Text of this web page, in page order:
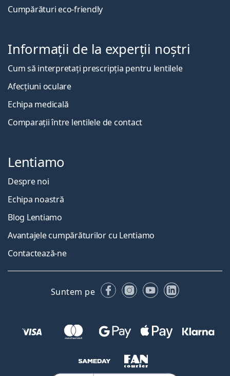
Cumpărături eco-friendly
Informații de la experții noștri
Cum să interpretați prescripția pentru lentilele
Afecțiuni oculare
Echipa medicală
Comparații între lentilele de contact
Lentiamo
Despre noi
Echipa noastră
Blog Lentiamo
Avantajele cumpărăturilor cu Lentiamo
Contactează-ne
Suntem pe FacebookInstagram
YouTubeLinkedIn